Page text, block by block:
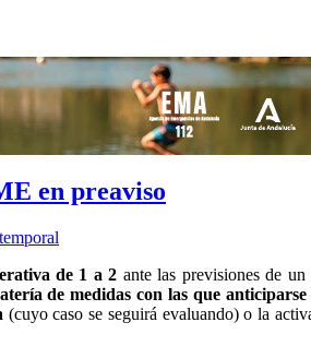
en preaviso
temporal
de 1 a 2 ante las previsiones de
de medidas con las que anticiparse
(cuyo caso se seguirá evaluando) o la